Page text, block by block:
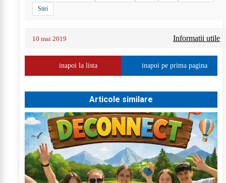
Stiri
10 mai 2019 Informatii utile
inapoi la lista inapoi pe prima pagina
Articole similare